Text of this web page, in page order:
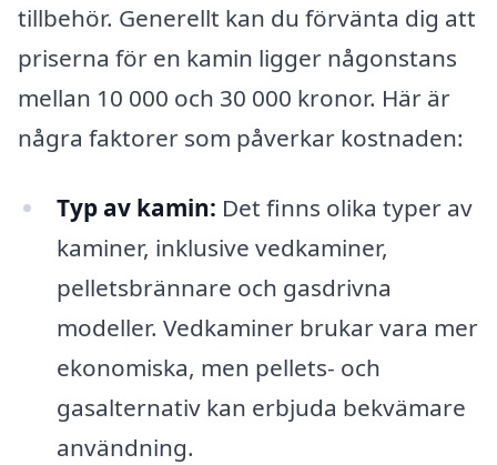
tillbehör. Generellt kan du förvänta dig att
priserna för en kamin ligger någonstans
mellan 10 000 och 30 000 kronor. Här är
några faktorer som påverkar kostnaden:
Typ av kamin: Det finns olika typer av
kaminer, inklusive vedkaminer,
pelletsbrännare och gasdrivna
modeller. Vedkaminer brukar vara mer
ekonomiska, men pellets- och
gasalternativ kan erbjuda bekvämare
användning.